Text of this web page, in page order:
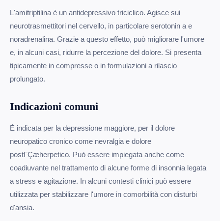
L'amitriptilina è un antidepressivo triciclico. Agisce sui
neurotrasmettitori nel cervello, in particolare serotonin a e
noradrenalina. Grazie a questo effetto, può migliorare l'umore
e, in alcuni casi, ridurre la percezione del dolore. Si presenta
tipicamente in compresse o in formulazioni a rilascio
prolungato.
Indicazioni comuni
È indicata per la depressione maggiore, per il dolore
neuropatico cronico come nevralgia e dolore
postΓÇæherpetico. Può essere impiegata anche come
coadiuvante nel trattamento di alcune forme di insonnia legata
a stress e agitazione. In alcuni contesti clinici può essere
utilizzata per stabilizzare l'umore in comorbilità con disturbi
d'ansia.